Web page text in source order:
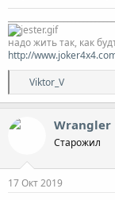
надо жить так, как
http://
Р
е
а
:
Viktor_V
Wrangler
Старожил
17 Окт 2019